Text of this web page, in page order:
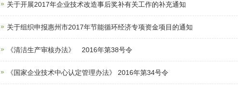
关于开展2017年企业技术改造事后奖补有关工作的补充通知
关于组织申报惠州市2017年节能循环经济专项资金项目的通知
《清洁生产审核办法》 2016年第38号令
《国家企业技术中心认定管理办法》 2016年第34号令